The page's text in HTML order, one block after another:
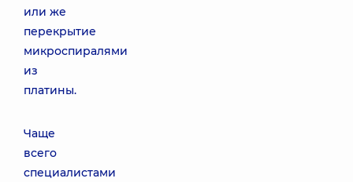
или же
перекрытие
микроспиралями
из
платины.
Чаще
всего
специалистами